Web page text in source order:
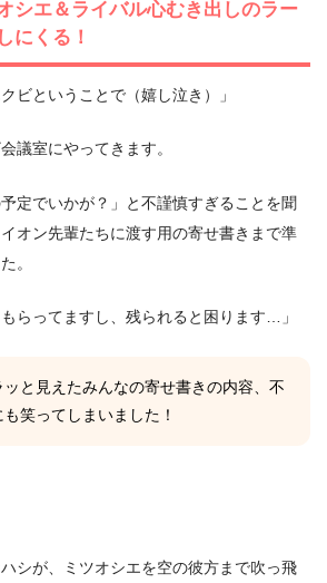
シエ＆ライバル心むき出しのラー
にくる！
ビということで（嬉し泣き）」
議室にやってきます。
定でいかが？」と不謹慎すぎることを聞
オン先輩たちに渡す用の寄せ書きまで準
。
らってますし、残られると困ります…」
ッと見えたみんなの寄せ書きの内容、不
も笑ってしまいました！
シが、ミツオシエを空の彼方まで吹っ飛